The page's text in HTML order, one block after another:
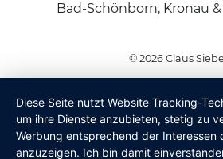
Bad-Schönborn, Kronau
© 2026 Claus
Diese Seite nutzt Website Tracking-
um ihre Dienste anzubieten, stetig zu
Werbung entsprechend der Interessen
anzuzeigen. Ich bin damit